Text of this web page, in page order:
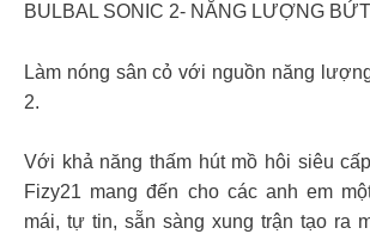
BULBAL SONIC 2- NĂNG LƯỢNG
Làm nóng sân cỏ với nguồn năng
2.
Với khả năng thấm hút mồ hôi siêu
Fizy21 mang đến cho các anh em
mái, tự tin, sẵn sàng xung trận tạo ra